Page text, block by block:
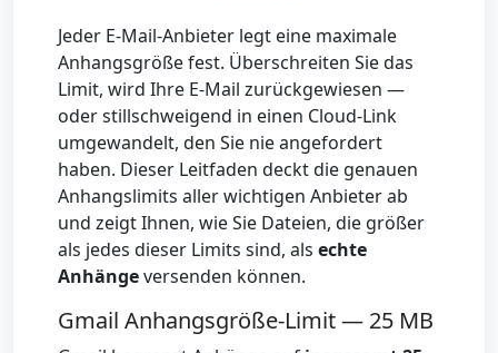
Jeder E-Mail-Anbieter legt eine maximale
Anhangsgröße fest. Überschreiten Sie das
Limit, wird Ihre E-Mail zurückgewiesen —
oder stillschweigend in einen Cloud-Link
umgewandelt, den Sie nie angefordert
haben. Dieser Leitfaden deckt die genauen
Anhangslimits aller wichtigen Anbieter ab
und zeigt Ihnen, wie Sie Dateien, die größer
als jedes dieser Limits sind, als echte
Anhängeversenden können.
Gmail Anhangsgröße-Limit — 25 MB